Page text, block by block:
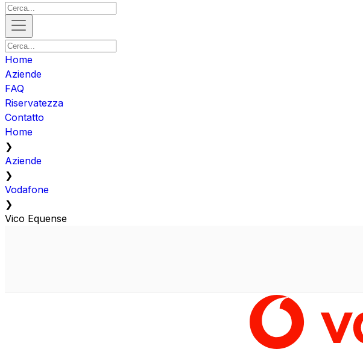
Home
Aziende
FAQ
Riservatezza
Contatto
Home
❯
Aziende
❯
Vodafone
❯
Vico Equense